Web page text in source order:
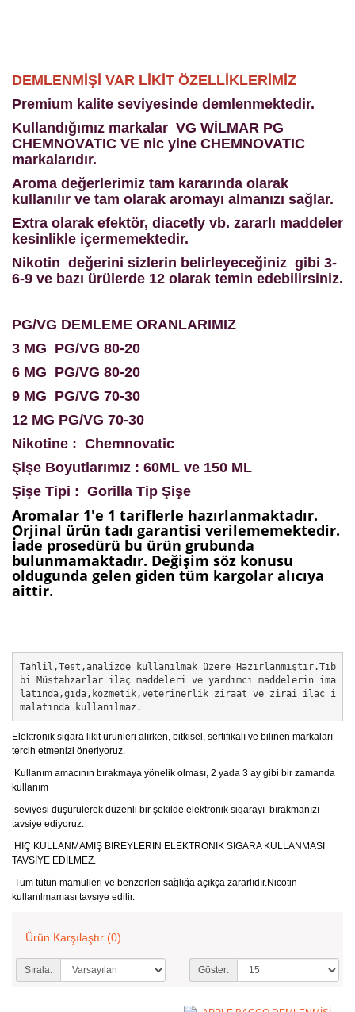
DEMLENMİŞİ VAR LİKİT ÖZELLİKLERİMİZ
Premium kalite seviyesinde demlenmektedir.
Kullandığımız markalar VG WİLMAR PG
CHEMNOVATIC VE nic yine CHEMNOVATIC
markalarıdır.
Aroma değerlerimiz tam kararında olarak
kullanılır ve tam olarak aromayı almanızı sağlar.
Extra olarak efektör, diacetly vb. zararlı maddeler
kesinlikle içermemektedir.
Nikotin değerini sizlerin belirleyeceğiniz gibi 3-
6-9 ve bazı ürülerde 12 olarak temin edebilirsiniz.
PG/VG DEMLEME ORANLARIMIZ
3 MG PG/VG 80-20
6 MG PG/VG 80-20
9 MG PG/VG 70-30
12 MG PG/VG 70-30
Nikotine : Chemnovatic
Şişe Boyutlarımız : 60ML ve 150 ML
Şişe Tipi : Gorilla Tip Şişe
Aromalar 1'e 1 tariflerle hazırlanmaktadır.
Orjinal ürün tadı garantisi verilememektedir.
İade prosedürü bu ürün grubunda
bulunmamaktadır. Değişim söz konusu
oldugunda gelen giden tüm kargolar alıcıya
aittir.
Tahlil,Test,analizde kullanılmak üzere Hazırlanmıştır.Tıb
bi Müstahzarlar ilaç maddeleri ve yardımcı maddelerin ima
latında,gıda,kozmetik,veterinerlik ziraat ve zirai ilaç i
malatında kullanılmaz.
Elektronik sigara likit ürünleri alırken, bitkisel, sertifikalı ve bilinen markaları
tercih etmenizi öneriyoruz.
Kullanım amacının bırakmaya yönelik olması, 2 yada 3 ay gibi bir zamanda
kullanım
seviyesi düşürülerek düzenli bir şekilde elektronik sigarayı bırakmanızı
tavsiye ediyoruz.
HİÇ KULLANMAMIŞ BİREYLERİN ELEKTRONİK SİGARA KULLANMASI
TAVSİYE EDİLMEZ.
Tüm tütün mamülleri ve benzerleri sağlığa açıkça zararlıdır.Nicotin
kullanılmaması tavsıye edilir.
Ürün Karşılaştır (0)
Sırala: Göster: